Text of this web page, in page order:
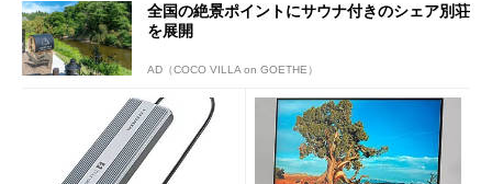
全国の絶景ポイントにサウナ付きのシェア別荘
を展開
AD（COCO VILLA on GOETHE）